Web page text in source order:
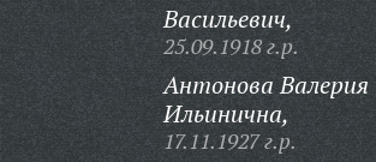
Васильевич,
25.09.1918 г.р.
Антонова Валерия
Ильинична,
17.11.1927 г.р.